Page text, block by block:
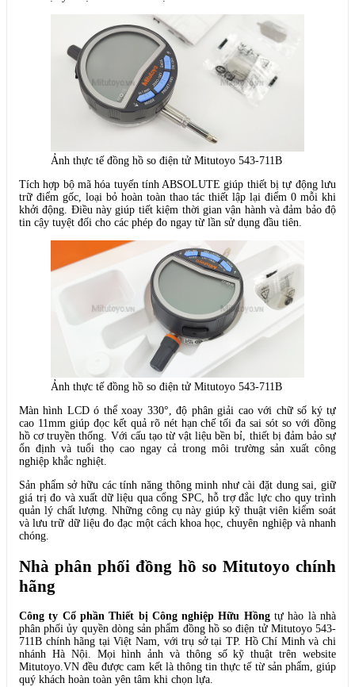
Ảnh thực tế đồng hồ so điện tử Mitutoyo 543-711B
Tích hợp bộ mã hóa tuyến tính ABSOLUTE giúp thiết bị tự động lưu
trữ điểm gốc, loại bỏ hoàn toàn thao tác thiết lập lại điểm 0 mỗi khi
khởi động. Điều này giúp tiết kiệm thời gian vận hành và đảm bảo độ
tin cậy tuyệt đối cho các phép đo ngay từ lần sử dụng đầu tiên.
Ảnh thực tế đồng hồ so điện tử Mitutoyo 543-711B
Màn hình LCD ó thể xoay 330°, độ phân giải cao với chữ số ký tự
cao 11mm giúp đọc kết quả rõ nét hạn chế tối đa sai sót so với đồng
hồ cơ truyền thống. Với cấu tạo từ vật liệu bền bỉ, thiết bị đảm bảo sự
ổn định và tuổi thọ cao ngay cả trong môi trường sản xuất công
nghiệp khắc nghiệt.
Sản phẩm sở hữu các tính năng thông minh như cài đặt dung sai, giữ
giá trị đo và xuất dữ liệu qua cổng SPC, hỗ trợ đắc lực cho quy trình
quản lý chất lượng. Những công cụ này giúp kỹ thuật viên kiểm soát
và lưu trữ dữ liệu đo đạc một cách khoa học, chuyên nghiệp và nhanh
chóng.
Nhà phân phối đồng hồ so Mitutoyo chính
hãng
Công ty Cổ phần Thiết bị Công nghiệp Hữu Hồngtự hào là nhà
phân phối ủy quyền dòng sản phẩm đồng hồ so điện tử Mitutoyo 543-
711B chính hãng tại Việt Nam, với trụ sở tại TP. Hồ Chí Minh và chi
nhánh Hà Nội. Mọi hình ảnh và thông số kỹ thuật trên website
Mitutoyo.VN đều được cam kết là thông tin thực tế từ sản phẩm, giúp
quý khách hoàn toàn yên tâm khi chọn lựa.